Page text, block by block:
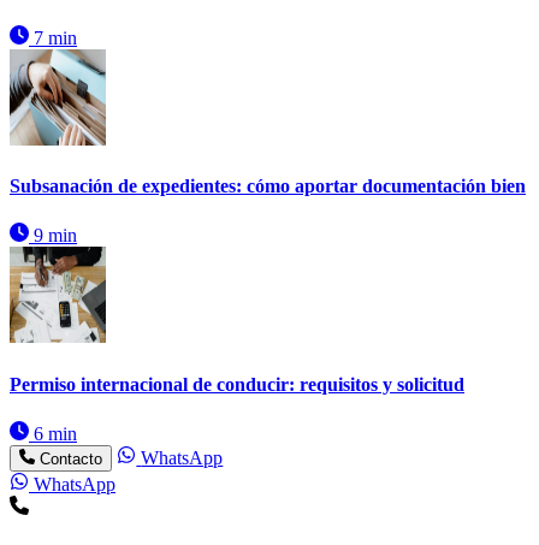
7 min
Subsanación de expedientes: cómo aportar documentación bien
9 min
Permiso internacional de conducir: requisitos y solicitud
6 min
Contacto
WhatsApp
WhatsApp